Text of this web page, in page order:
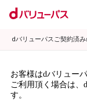
dバリューパスご契約済
お客様はdバリュー
ご利用頂く場合は、
す。